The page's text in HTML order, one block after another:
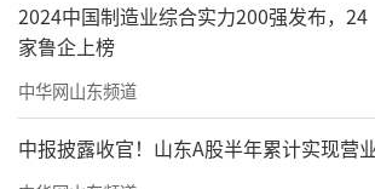
2024中国制造业综合实力200强发布，24
家鲁企上榜
中华网山东频道
中报披露收官！山东A股半年累计实现营